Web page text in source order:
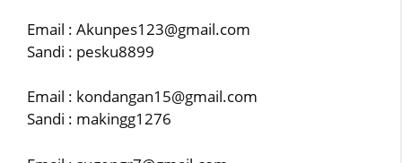
Email : Akunpes123@gmail.com
Sandi : pesku8899
Email : kondangan15@gmail.com
Sandi : makingg1276